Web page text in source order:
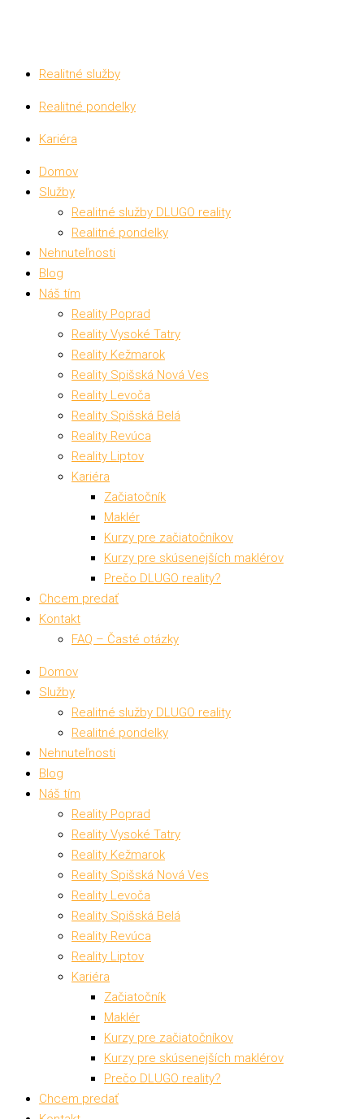
Realitné služby
Realitné pondelky
Kariéra
Domov
Služby
Realitné služby DLUGO reality
Realitné pondelky
Nehnuteľnosti
Blog
Náš tím
Reality Poprad
Reality Vysoké Tatry
Reality Kežmarok
Reality Spišská Nová Ves
Reality Levoča
Reality Spišská Belá
Reality Revúca
Reality Liptov
Kariéra
Začiatočník
Maklér
Kurzy pre začiatočníkov
Kurzy pre skúsenejších maklérov
Prečo DLUGO reality?
Chcem predať
Kontakt
FAQ – Časté otázky
Domov
Služby
Realitné služby DLUGO reality
Realitné pondelky
Nehnuteľnosti
Blog
Náš tím
Reality Poprad
Reality Vysoké Tatry
Reality Kežmarok
Reality Spišská Nová Ves
Reality Levoča
Reality Spišská Belá
Reality Revúca
Reality Liptov
Kariéra
Začiatočník
Maklér
Kurzy pre začiatočníkov
Kurzy pre skúsenejších maklérov
Prečo DLUGO reality?
Chcem predať